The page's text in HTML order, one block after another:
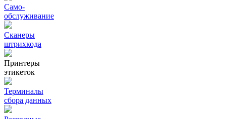
Само-
обслуживание
Сканеры
штрихкода
Принтеры
этикеток
Терминалы
сбора данных